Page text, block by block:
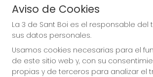
Sorteo del día 06-08-2026
PRÓXIMO BOTE
700.000€
Aviso de Cookies
La 3 de Sant Boi es el responsable
sus datos personales.
Usamos cookies necesarias para el
de este sitio web y, con su
propias y de terceros para analizar el